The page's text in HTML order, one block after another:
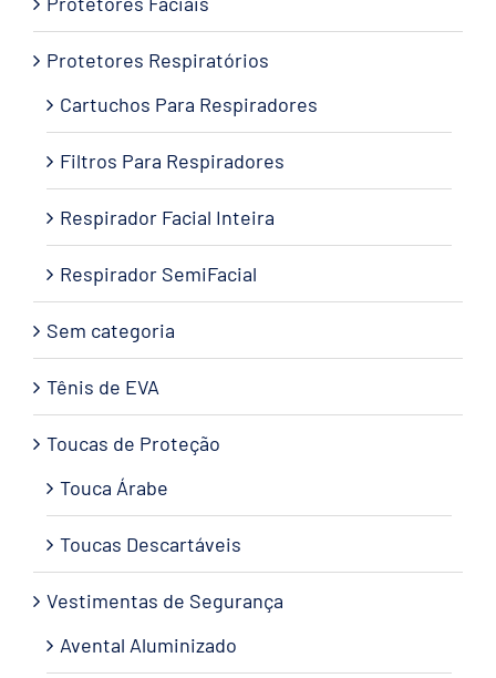
Protetores Respiratórios
Cartuchos Para Respiradores
Filtros Para Respiradores
Respirador Facial Inteira
Respirador SemiFacial
Sem categoria
Tênis de EVA
Toucas de Proteção
Touca Árabe
Toucas Descartáveis
Vestimentas de Segurança
Avental Aluminizado